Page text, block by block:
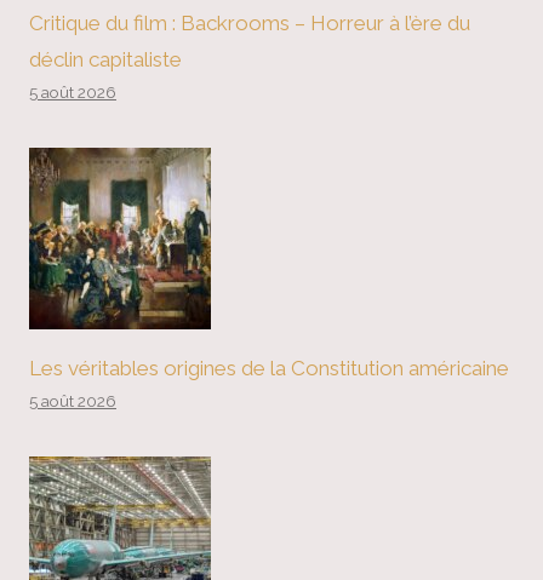
Critique du film : Backrooms – Horreur à l’ère du
déclin capitaliste
5 août 2026
Les véritables origines de la Constitution américaine
5 août 2026